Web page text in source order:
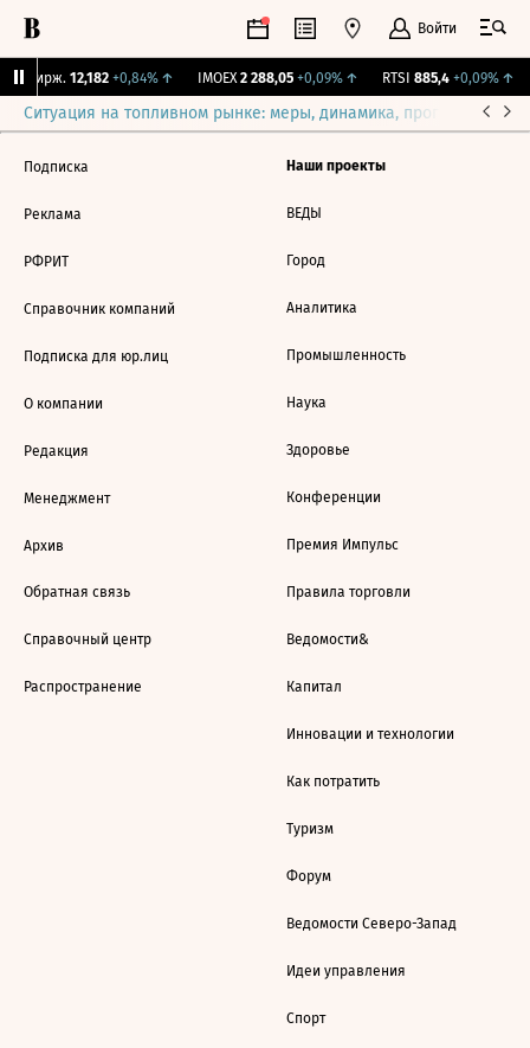
Войти
Бирж. 12,182 +0,84%↑ IMOEX 2 288,05 +0,09%↑ RTSI 885,4 +0,09%↑
Ситуация на топливном рынке: меры, динамика, прогнозы
Подписка
Реклама
РФРИТ
Справочник компаний
Подписка для юр.лиц
О компании
Редакция
Менеджмент
Архив
Обратная связь
Справочный центр
Распространение
Наши проекты
ВЕДЫ
Город
Аналитика
Промышленность
Наука
Здоровье
Конференции
Премия Импульс
Правила торговли
Ведомости&
Капитал
Инновации и технологии
Как потратить
Туризм
Форум
Ведомости Северо-Запад
Идеи управления
Спорт